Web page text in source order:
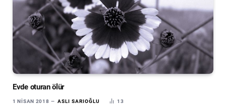
Evde oturan ölür
1 NISAN 2018 ASLI SARIOĞLU 13